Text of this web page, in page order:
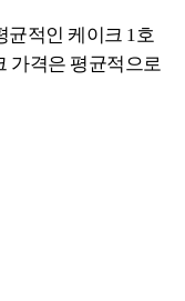
균적인 케이크 1호
가격은 평균적으로